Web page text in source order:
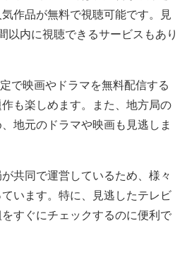
作品が無料で視聴可能です。見
以内に視聴できるサービスもあり
で映画やドラマを無料配信する
も楽しめます。また、地方局の
地元のドラマや映画も見逃しま
共同で運営しているため、様々
います。特に、見逃したテレビ
すぐにチェックするのに便利で